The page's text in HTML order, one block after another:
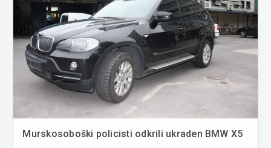
Murskosoboški policisti odkrili ukraden BMW X5